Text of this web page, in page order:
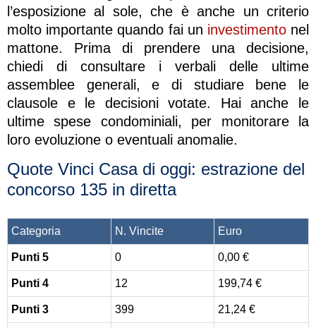
l’esposizione al sole, che è anche un criterio
molto importante quando fai un investimentonel
mattone. Prima di prendere una decisione,
chiedi di consultare i verbali delle ultime
assemblee generali, e di studiare bene le
clausole e le decisioni votate. Hai anche le
ultime spese condominiali, per monitorare la
loro evoluzione o eventuali anomalie.
Quote Vinci Casa di oggi: estrazione del
concorso 135 in diretta
Categoria N. Vincite Euro
Punti 5 0 0,00 €
Punti 4 12 199,74 €
Punti 3 399 21,24 €